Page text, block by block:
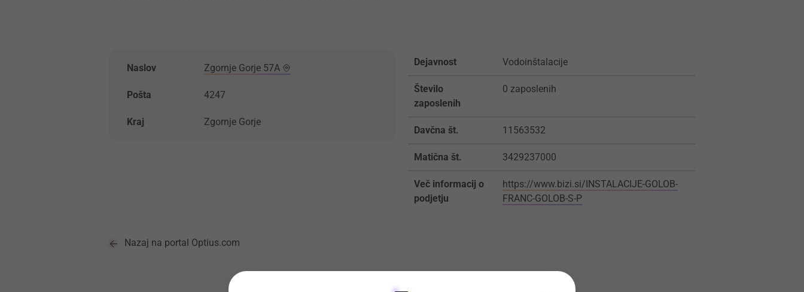
Naslov Zgornje Gorje 57A
Pošta 4247
Kraj Zgornje Gorje
Dejavnost Vodoinštalacije
Število
zaposlenih
0 zaposlenih
Davčna št. 11563532
Matična št. 3429237000
Več informacij o
podjetju
https://www.bizi.si/INSTALACIJE-GOLOB-
FRANC-GOLOB-S-P
Nazaj na portal Optius.com